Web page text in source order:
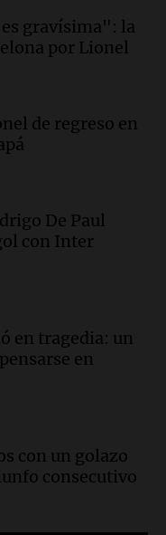
un muerto
dos autos desde
noche a
a su familia
el revés
debilidad
para una
turistas y el
Pourrain:
para
regresó"
gravísima": la
por Lionel
de regreso en
De Paul
con Inter
en tragedia: un
en
con un golazo
consecutivo